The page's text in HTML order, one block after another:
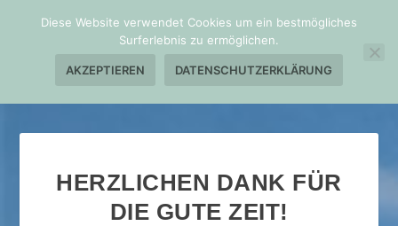
HERZLICHEN DANK FÜR
DIE GUTE ZEIT!
Diese Website verwendet Cookies um ein bestmögliches
Surferlebnis zu ermöglichen.
AKZEPTIEREN DATENSCHUTZERKLÄRUNG